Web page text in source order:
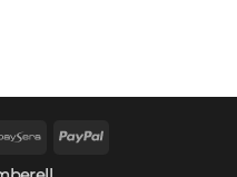
PayseraPayPal